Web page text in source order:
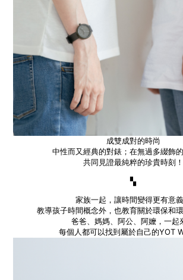
成雙成對的時尚
中性而又經典的對錶；在無過多綴飾
共同見證最純粹的珍貴時刻！
▚
家族一起，讓時間變得更有意義
教導孩子時間概念外，也教育關於環保和
爸爸、媽媽、阿公、阿嬤，一起
每個人都可以找到屬於自己的YOT